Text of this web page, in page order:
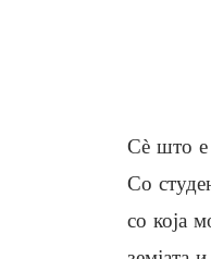
Сè што е
Со
со која